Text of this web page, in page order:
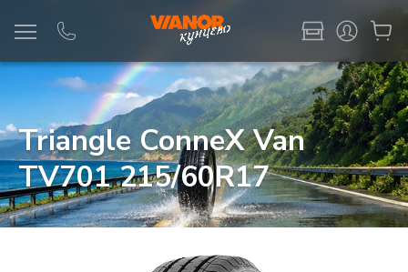
Triangle ConneX Van
TV701 215/60R17
Информация Фото товара